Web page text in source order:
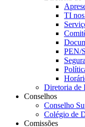
TI
PEN/
Diretoria de
Conselhos
Conselho
Colégio de
Comissões